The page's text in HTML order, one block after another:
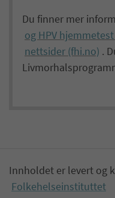
Du finner mer
og HPV
nettsider (fhi.no) .
Innholdet er levert og
Folkehelseinstituttet